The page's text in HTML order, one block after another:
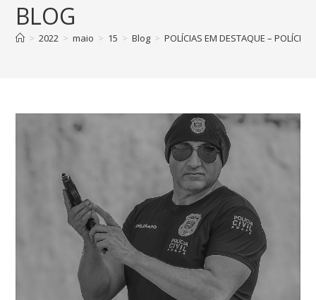
BLOG
> 2022 > maio > 15 > Blog > POLÍCIAS EM DESTAQUE – POLÍCIA